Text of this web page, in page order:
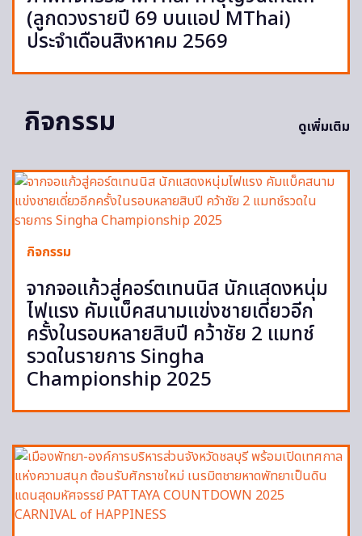
(ลูกดวงรายปี 69 บนแอป MThai)
ประจำเดือนสิงหาคม 2569
กิจกรรม ดูเพิ่มเติม
กิจกรรม
จากจอแก้วสู่คอร์ตเทนนิส นักแสดงหนุ่ม
ไฟแรง คัมแบ็คสนามแข่งชายเดี่ยวอีก
ครั้งในรอบหลายสิบปี คว้าชัย 2 แมทช์
รวดในรายการ Singha
Championship 2025